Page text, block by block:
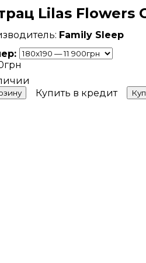
Lilas Flowers
Family Sleep
грн
Купить в кредит